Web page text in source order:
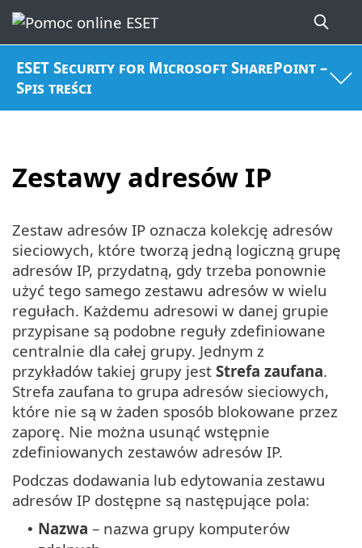
ESET Security for Microsoft SharePoint –
Spis treści
Zestawy adresów IP
Zestaw adresów IP oznacza kolekcję adresów
sieciowych, które tworzą jedną logiczną grupę
adresów IP, przydatną, gdy trzeba ponownie
użyć tego samego zestawu adresów w wielu
regułach. Każdemu adresowi w danej grupie
przypisane są podobne reguły zdefiniowane
centralnie dla całej grupy. Jednym z
przykładów takiej grupy jest Strefa zaufana.
Strefa zaufana to grupa adresów sieciowych,
które nie są w żaden sposób blokowane przez
zaporę. Nie można usunąć wstępnie
zdefiniowanych zestawów adresów IP.
Podczas dodawania lub edytowania zestawu
adresów IP dostępne są następujące pola:
• Nazwa – nazwa grupy komputerów